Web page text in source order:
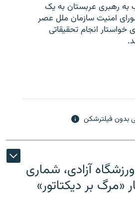
به رهبری عربستان به یک
امنیت سازمان ملل عصر
انجام تحقیقاتی
بدون فیلترشکن
آزادی، شماری
«مرگ بر دیکتاتور»